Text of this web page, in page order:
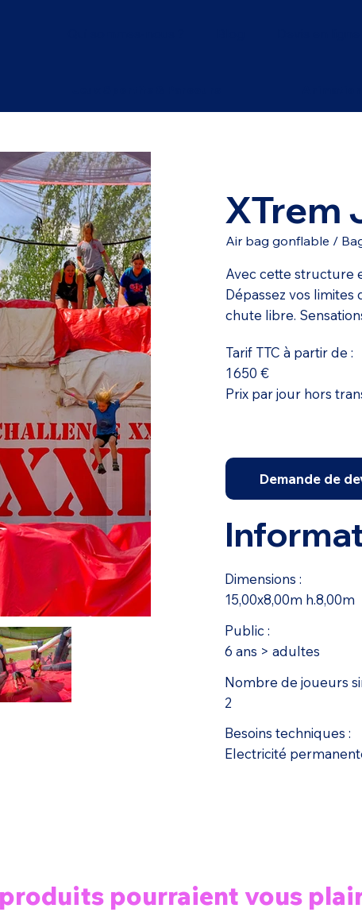
XTrem
Air bag gonflable /
Avec cette structure
Dépassez vos
chute libre.
Tarif TTC à partir de :
1 650 €
Prix par jour hors
Demande de
Dimensions :
15,00x8,00m h.8,00m
Public :
6 ans > adultes
Nombre de joueurs
2
Besoins techniques :
Electricité
produits pourraient vous